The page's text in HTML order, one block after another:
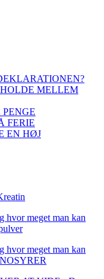
MELLEM
FERIE
EN HØJ
hvor meget man kan
hvor meget man kan